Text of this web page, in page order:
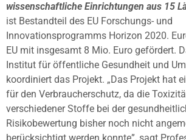
wissenschaftliche Einrichtungen aus 15
ist Bestandteil des EU Forschungs- und
Innovationsprogramms Horizon 2020.
EU mit insgesamt 8 Mio. Euro gefördert.
Institut für öffentliche Gesundheit und
koordiniert das Projekt. „Das Projekt hat
für den Verbraucherschutz, da die
verschiedener Stoffe bei der
Risikobewertung bisher noch nicht